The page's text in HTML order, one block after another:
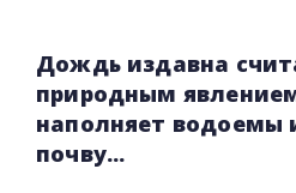
Дождь издавна
природным
наполняет водоемы
почву...